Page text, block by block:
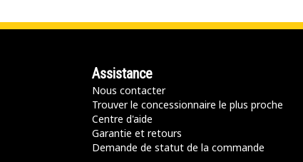
Assistance
Nous contacter
Trouver le concessionnaire le plus proche
Centre d'aide
Garantie et retours
Demande de statut de la commande